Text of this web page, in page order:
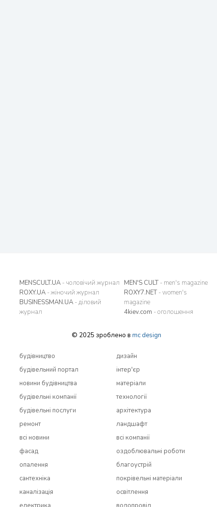
MENSCULT.UA - чоловічий журнал
ROXY.UA - жіночий журнал
BUSINESSMAN.UA - діловий
журнал
MEN'S CULT- men's magazine
ROXY7.NET- women's
magazine
4kiev.com - оголошення
© 2025 зроблено в mc design
будівництво
будівельний портал
новини будівництва
будівельні компанії
будівельні послуги
ремонт
всi новини
дизайн
інтер'єр
матеріали
технології
архітектура
ландшафт
всi компанії
фасад
опалення
сантехніка
каналізація
оздоблювальні роботи
благоустрій
покрівельні матеріали
освітлення